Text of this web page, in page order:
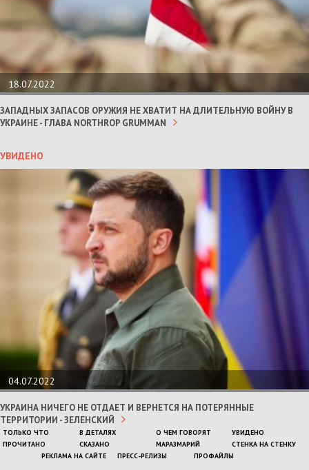
18.07.2022
ЗАПАДНЫХ ЗАПАСОВ ОРУЖИЯ НЕ ХВАТИТ НА ДЛИТЕЛЬНУЮ ВОЙНУ В
УКРАИНЕ - ГЛАВА NORTHROP GRUMMAN
УВИДЕНО
04.07.2022
УКРАИНА НИЧЕГО НЕ ОТДАЕТ И ВЕРНЕТСЯ НА ПОТЕРЯННЫЕ
ТЕРРИТОРИИ - ЗЕЛЕНСКИЙ
ТОЛЬКО ЧТО В ДЕТАЛЯХ О ЧЕМ ГОВОРЯТ
УВИДЕНО
ПРОЧИТАНО
СКАЗАНО МАРАЗМАРИЙ
СТЕНКА НА СТЕНКУ
РЕКЛАМА НА САЙТЕ
ПРЕСС-РЕЛИЗЫ ПРОФАЙЛЫ